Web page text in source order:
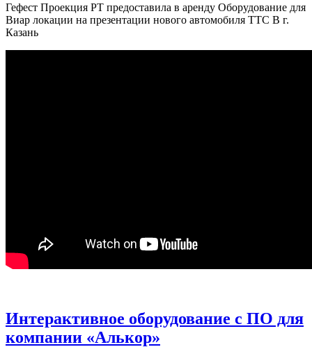
Гефест Проекция РТ предоставила в аренду Оборудование для
Виар локации на презентации нового автомобиля ТТС В г.
Казань
Интерактивное оборудование с ПО для
компании «Алькор»